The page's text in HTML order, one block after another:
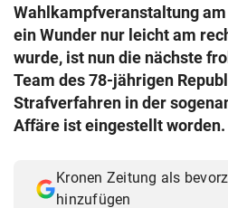
© Krone Multimedia GmbH & Co KG
Muthgasse 2, 1190 Wien
Wahlkampfveranstaltung
ein Wunder nur leicht am
wurde, ist nun die nächste
Team des 78-jährigen
Strafverfahren in der
Affäre ist eingestellt worden.
Kronen Zeitung als
hinzufügen